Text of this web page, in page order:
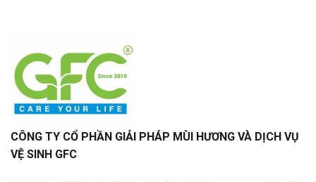
CÔNG TY CỔ PHẦN GIẢI PHÁP MÙI HƯƠNG VÀ DỊCH VỤ
VỆ SINH GFC